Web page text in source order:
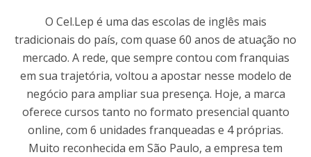
O Cel.Lep é uma das escolas de inglês mais
tradicionais do país, com quase 60 anos de atuação no
mercado. A rede, que sempre contou com franquias
em sua trajetória, voltou a apostar nesse modelo de
negócio para ampliar sua presença. Hoje, a marca
oferece cursos tanto no formato presencial quanto
online, com 6 unidades franqueadas e 4 próprias.
Muito reconhecida em São Paulo, a empresa tem